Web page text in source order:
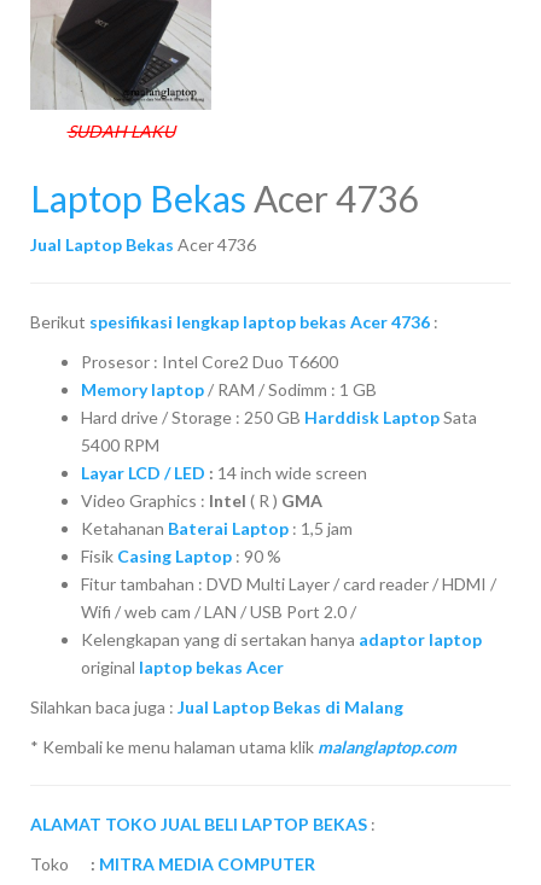
SUDAH LAKU
Laptop Bekas Acer 4736
Jual Laptop Bekas Acer 4736
Berikut spesifikasi lengkap laptop bekas Acer 4736 :
Prosesor : Intel Core2 Duo T6600
Memory laptop/ RAM / Sodimm : 1 GB
Hard drive / Storage : 250 GB Harddisk LaptopSata
5400 RPM
Layar LCD / LED : 14 inch wide screen
Video Graphics : Intel ( R ) GMA
Ketahanan Baterai Laptop : 1,5 jam
Fisik Casing Laptop : 90 %
Fitur tambahan : DVD Multi Layer / card reader / HDMI /
Wifi / web cam / LAN / USB Port 2.0 /
Kelengkapan yang di sertakan hanya adaptor laptop
original laptop bekas Acer
Silahkan baca juga : Jual Laptop Bekas di Malang
* Kembali ke menu halaman utama klik malanglaptop.com
ALAMAT TOKO JUAL BELI LAPTOP BEKAS :
Toko : MITRA MEDIA COMPUTER